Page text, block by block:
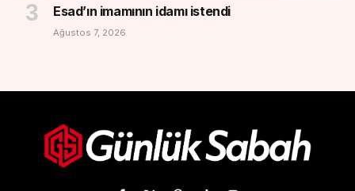
Esad’ın imamının idamı istendi
Ağustos 7, 2026